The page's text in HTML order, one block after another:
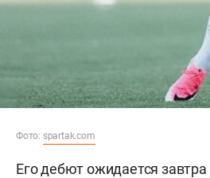
Фото: spartak.com
Его дебют ожидается